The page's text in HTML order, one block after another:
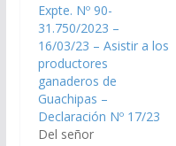
Expte. Nº 90-
31.750/2023 –
16/03/23 – Asistir a los
productores
ganaderos de
Guachipas –
Declaración Nº 17/23
Del señor